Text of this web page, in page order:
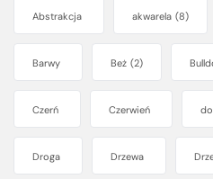
Abstrakcja akwarela (8)
Barwy Beż (2)
Czerń Czerwień
Droga Drzewa